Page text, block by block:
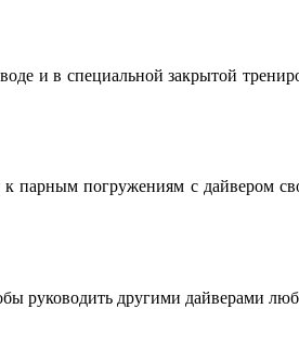
и в специальной закрытой
погружениям с дайвером
руководить другими дайверами